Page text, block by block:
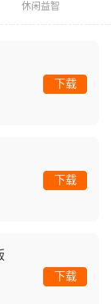
休闲益智
下载
下载
下载